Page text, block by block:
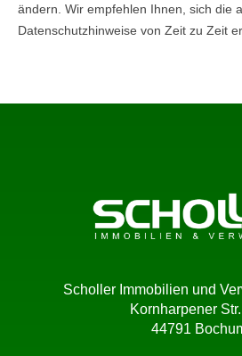
ändern. Wir empfehlen Ihnen, sich die
Datenschutzhinweise von Zeit zu Zeit
Scholler Immobilien und
Kornharpener
44791